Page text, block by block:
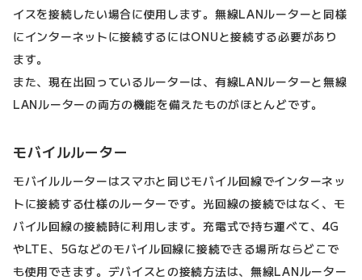
イスを接続したい場合に使用します。無線LANルーターと同様
にインターネットに接続するにはONUと接続する必要があり
ます。
また、現在出回っているルーターは、有線LANルーターと無線
LANルーターの両方の機能を備えたものがほとんどです。
モバイルルーター
モバイルルーターはスマホと同じモバイル回線でインターネッ
トに接続する仕様のルーターです。光回線の接続ではなく、モ
バイル回線の接続時に利用します。充電式で持ち運べて、4G
やLTE、5Gなどのモバイル回線に接続できる場所ならどこで
も使用できます。デバイスとの接続方法は、無線LANルーター